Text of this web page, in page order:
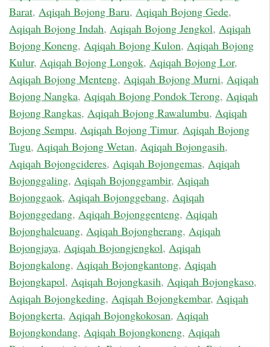
Barat, Aqiqah Bojong Baru, Aqiqah Bojong Gede,
Aqiqah Bojong Indah, Aqiqah Bojong Jengkol, Aqiqah
Bojong Koneng, Aqiqah Bojong Kulon, Aqiqah Bojong
Kulur, Aqiqah Bojong Longok, Aqiqah Bojong Lor,
Aqiqah Bojong Menteng, Aqiqah Bojong Murni, Aqiqah
Bojong Nangka, Aqiqah Bojong Pondok Terong, Aqiqah
Bojong Rangkas, Aqiqah Bojong Rawalumbu, Aqiqah
Bojong Sempu, Aqiqah Bojong Timur, Aqiqah Bojong
Tugu, Aqiqah Bojong Wetan, Aqiqah Bojongasih,
Aqiqah Bojongcideres, Aqiqah Bojongemas, Aqiqah
Bojonggaling, Aqiqah Bojonggambir, Aqiqah
Bojonggaok, Aqiqah Bojonggebang, Aqiqah
Bojonggedang, Aqiqah Bojonggenteng, Aqiqah
Bojonghaleuang, Aqiqah Bojongherang, Aqiqah
Bojongjaya, Aqiqah Bojongjengkol, Aqiqah
Bojongkalong, Aqiqah Bojongkantong, Aqiqah
Bojongkapol, Aqiqah Bojongkasih, Aqiqah Bojongkaso,
Aqiqah Bojongkeding, Aqiqah Bojongkembar, Aqiqah
Bojongkerta, Aqiqah Bojongkokosan, Aqiqah
Bojongkondang, Aqiqah Bojongkoneng, Aqiqah